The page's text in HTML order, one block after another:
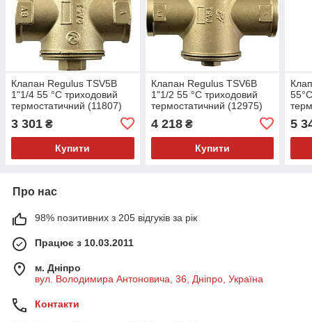
Клапан Regulus TSV5B
1"1/4 55 °C триходовий
термостатичний (11807)
3 301 ₴
Купити
Клапан Regulus TSV6B
1"1/2 55 °C триходовий
термостатичний (12975)
4 218₴
Купити
5
Про нас
98% позитивних з 205 відгуків за рік
Працює з 10.03.2011
м. Дніпро
вул. Володимира Антоновича, 36, Дніпро, Україна
Контакти